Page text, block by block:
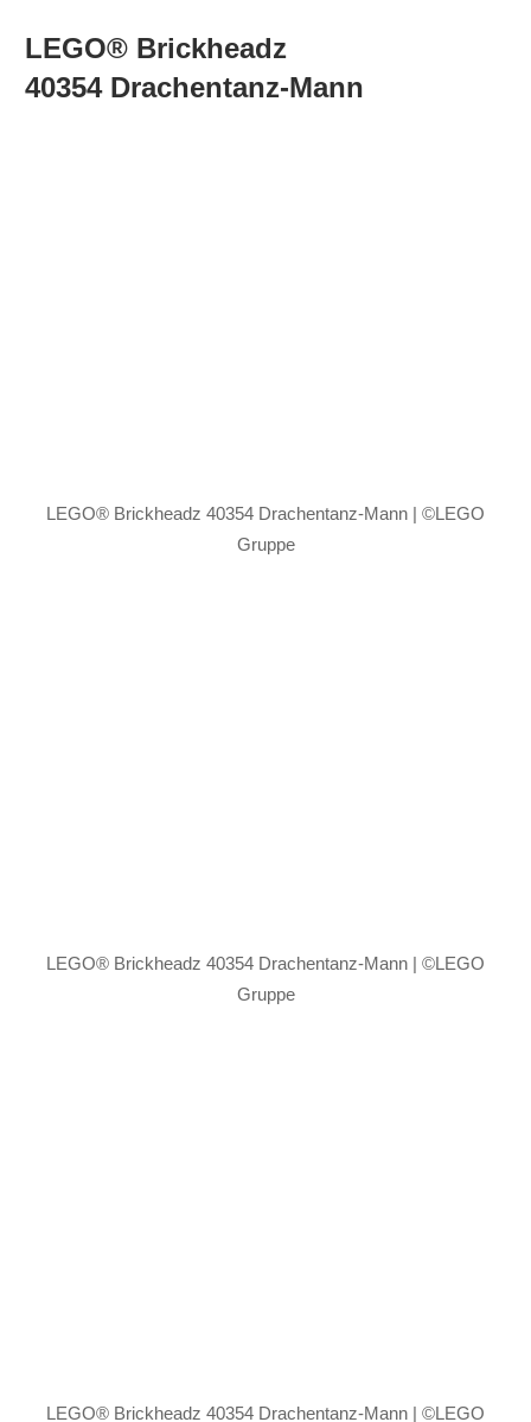
LEGO® Brickheadz
40354 Drachentanz-Mann
LEGO® Brickheadz 40354 Drachentanz-Mann | ©LEGO
Gruppe
LEGO® Brickheadz 40354 Drachentanz-Mann | ©LEGO
Gruppe
LEGO® Brickheadz 40354 Drachentanz-Mann | ©LEGO